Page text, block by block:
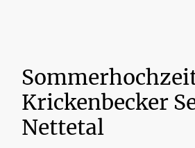
Krickenbecker
Nettetal